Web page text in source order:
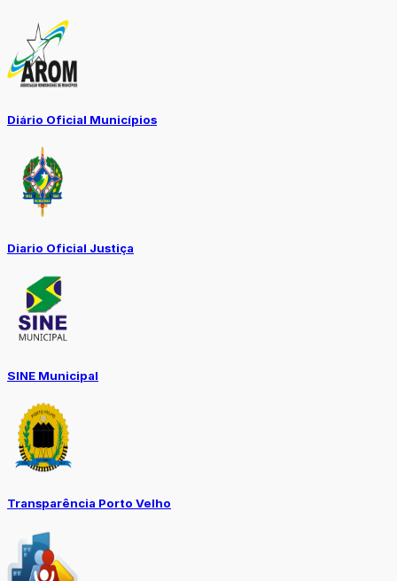
Diário Oficial Municípios
Diario Oficial Justiça
SINE Municipal
Transparência Porto Velho